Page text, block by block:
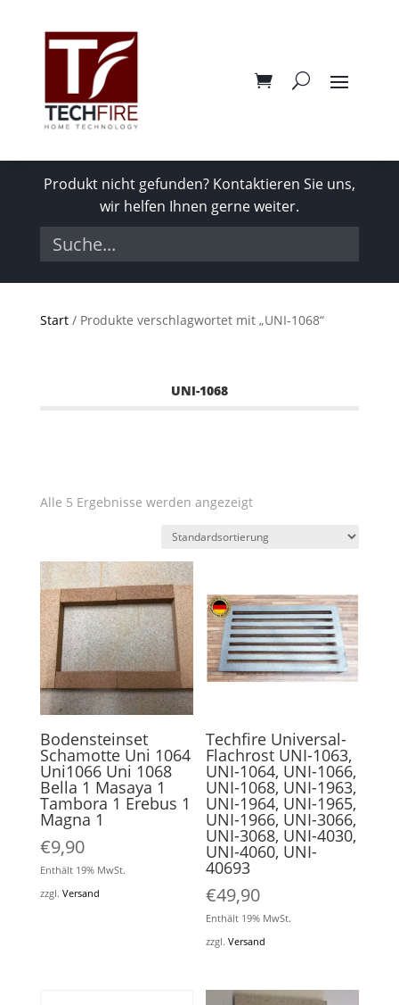
Produkt nicht gefunden? Kontaktieren Sie uns,
wir helfen Ihnen gerne weiter.
Start/ Produkte verschlagwortet mit „UNI-1068“
UNI-1068
Alle 5 Ergebnisse werden angezeigt
Bodensteinset
Schamotte Uni 1064
Uni1066 Uni 1068
Bella 1 Masaya 1
Tambora 1 Erebus 1
Magna 1
€9,90
Enthält 19% MwSt.
zzgl. Versand
Techfire Universal-
Flachrost UNI-1063,
UNI-1064, UNI-1066,
UNI-1068, UNI-1963,
UNI-1964, UNI-1965,
UNI-1966, UNI-3066,
UNI-3068, UNI-4030,
UNI-4060, UNI-
40693
€49,90
Enthält 19% MwSt.
zzgl.Versand